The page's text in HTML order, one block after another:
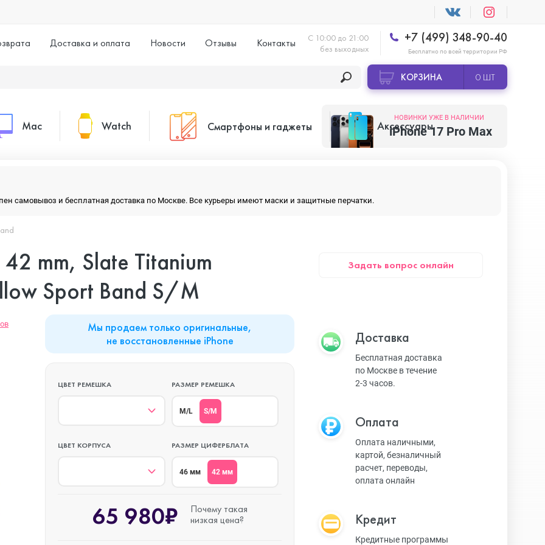
Доставка и оплата Новости Отзывы Контакты
С 10:00 до 21:00
без выходных
+7 (499) 348-90-40
Бесплатно по всей территории РФ
КОРЗИНА 0 ШТ
Mac
MacBook Neo
Mac mini
Watch
Watch Series 8
Watch Series 5
Watch SE 3
Смартфоны и гаджеты
Наушники
Аксессуары
Apple TV
Magic Keyboard
ЗУ и кабели
Игровые консоли
Ремешки для AW
НОВИНКИ УЖЕ В НАЛИЧИИ
iPhone 17 Pro Max
самовывоз и бесплатная доставка по Москве. Все курьеры имеют маски и защитные перчатки.
mm, Slate Titanium
Sport Band S/M
Мы продаем только оригинальные,
не восстановленные iPhone
ЦВЕТ РЕМЕШКА РАЗМЕР РЕМЕШКА
M/L S/M
ЦВЕТ КОРПУСА РАЗМЕР ЦИФЕРБЛАТА
46 мм 42 мм
65 980₽
Почему такая
низкая цена?
Задать вопрос онлайн
Доставка
Бесплатная доставка
по Москве в течение
2-3 часов.
Оплата
Оплата наличными,
картой, безналичный
расчет, переводы,
оплата онлайн
Кредит
Кредитные программы